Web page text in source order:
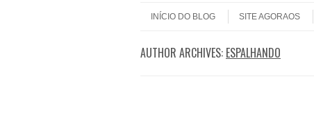
Menu
INÍCIO DO BLOG
SITE AGORAOS
AUTHOR ARCHIVES: ESPALHANDO